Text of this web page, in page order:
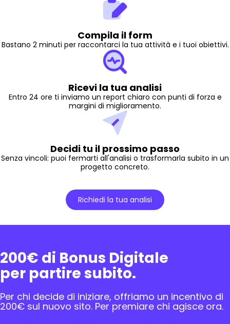
Compila il form
Bastano 2 minuti per raccontarci la tua attività e i tuoi obiettivi.
Ricevi la tua analisi
Entro 24 ore ti inviamo un report chiaro con punti di forza e
margini di miglioramento.
Decidi tu il prossimo passo
Senza vincoli: puoi fermarti all'analisi o trasformarla subito in un
progetto concreto.
Richiedi la tua analisi
200€ di Bonus Digitale
per partire subito.
Per chi decide di iniziare, offriamo un incentivo di
200€ sul nuovo sito. Per premiare chi agisce ora.